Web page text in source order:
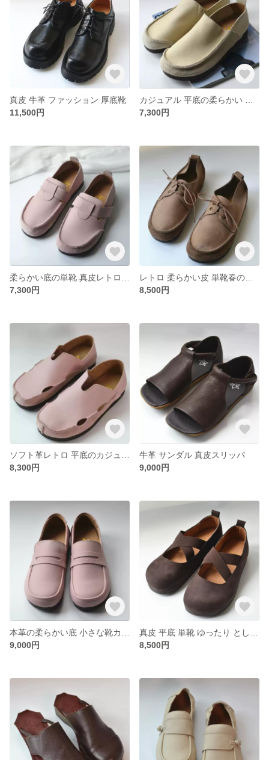
真皮 牛革 ファッション 厚底靴
11,500円
7,300円
7,300円
8,500円
8,300円
牛革 サンダル 真皮スリッパ
9,000円
9,000円
8,500円